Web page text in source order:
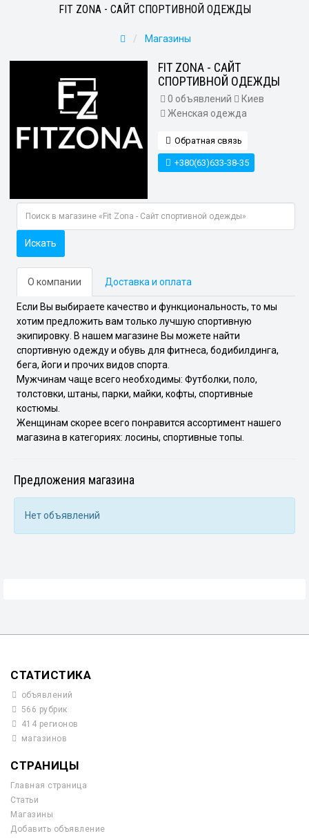
FIT ZONA - САЙТ СПОРТИВНОЙ ОДЕЖДЫ
Магазины
FIT ZONA - САЙТ
СПОРТИВНОЙ ОДЕЖДЫ
0 объявлений
Киев
Женская одежда
Обратная связь
+380(63)633-38-35
Искать
О компании Доставка и оплата
Если Вы выбираете качество и функциональность, то мы
хотим предложить вам только лучшую спортивную
экипировку. В нашем магазине Вы можете найти
спортивную одежду и обувь для фитнеса, бодибилдинга,
бега, йоги и прочих видов спорта.
Мужчинам чаще всего необходимы: Футболки, поло,
толстовки, штаны, парки, майки, кофты, спортивные
костюмы.
Женщинам скорее всего понравится ассортимент нашего
магазина в категориях: лосины, спортивные топы.
Предложения магазина
Нет объявлений
СТАТИСТИКА
объявлений
566 рубрик
414 регионов
магазинов
СТРАНИЦЫ
Главная страница
Статьи
Магазины
Добавить объявление